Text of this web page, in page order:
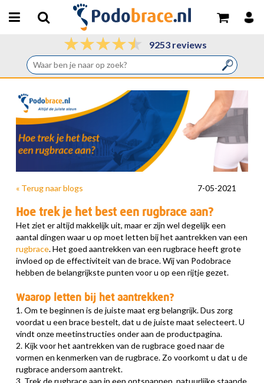
9253 reviews
« Terug naar blogs 7-05-2021
Hoe trek je het best een rugbrace aan?
Het ziet er altijd makkelijk uit, maar er zijn wel degelijk een
aantal dingen waar u op moet letten bij het aantrekken van een
rugbrace. Het goed aantrekken van een rugbrace heeft grote
invloed op de effectiviteit van de brace. Wij van Podobrace
hebben de belangrijkste punten voor u op een rijtje gezet.
Waarop letten bij het aantrekken?
1. Om te beginnen is de juiste maat erg belangrijk. Dus zorg
voordat u een brace bestelt, dat u de juiste maat selecteert. U
vindt onze meetinstructies onder aan de productpagina.
2. Kijk voor het aantrekken van de rugbrace goed naar de
vormen en kenmerken van de rugbrace. Zo voorkomt u dat u de
rugbrace andersom aantrekt.